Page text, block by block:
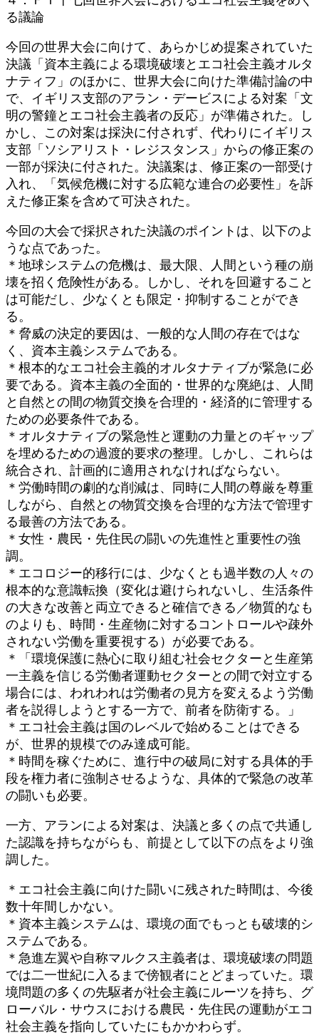
る議論
今回の世界大会に向けて、あらかじめ提案されていた
決議「資本主義による環境破壊とエコ社会主義オルタ
ナティフ」のほかに、世界大会に向けた準備討論の中
で、イギリス支部のアラン・デービスによる対案「文
明の警鐘とエコ社会主義者の反応」が準備された。し
かし、この対案は採決に付されず、代わりにイギリス
支部「ソシアリスト・レジスタンス」からの修正案の
一部が採決に付された。決議案は、修正案の一部受け
入れ、「気候危機に対する広範な連合の必要性」を訴
えた修正案を含めて可決された。
今回の大会で採択された決議のポイントは、以下のよ
うな点であった。
＊地球システムの危機は、最大限、人間という種の崩
壊を招く危険性がある。しかし、それを回避すること
は可能だし、少なくとも限定・抑制することができ
る。
＊脅威の決定的要因は、一般的な人間の存在ではな
く、資本主義システムである。
＊根本的なエコ社会主義的オルタナティブが緊急に必
要である。資本主義の全面的・世界的な廃絶は、人間
と自然との間の物質交換を合理的・経済的に管理する
ための必要条件である。
＊オルタナティブの緊急性と運動の力量とのギャップ
を埋めるための過渡的要求の整理。しかし、これらは
統合され、計画的に適用されなければならない。
＊労働時間の劇的な削減は、同時に人間の尊厳を尊重
しながら、自然との物質交換を合理的な方法で管理す
る最善の方法である。
＊女性・農民・先住民の闘いの先進性と重要性の強
調。
＊エコロジー的移行には、少なくとも過半数の人々の
根本的な意識転換（変化は避けられないし、生活条件
の大きな改善と両立できると確信できる／物質的なも
のよりも、時間・生産物に対するコントロールや疎外
されない労働を重要視する）が必要である。
＊「環境保護に熱心に取り組む社会セクターと生産第
一主義を信じる労働者運動セクターとの間で対立する
場合には、われわれは労働者の見方を変えるよう労働
者を説得しようとする一方で、前者を防衛する。」
＊エコ社会主義は国のレベルで始めることはできる
が、世界的規模でのみ達成可能。
＊時間を稼ぐために、進行中の破局に対する具体的手
段を権力者に強制させるような、具体的で緊急の改革
の闘いも必要。
一方、アランによる対案は、決議と多くの点で共通し
た認識を持ちながらも、前提として以下の点をより強
調した。
＊エコ社会主義に向けた闘いに残された時間は、今後
数十年間しかない。
＊資本主義システムは、環境の面でもっとも破壊的シ
ステムである。
＊急進左翼や自称マルクス主義者は、環境破壊の問題
では二一世紀に入るまで傍観者にとどまっていた。環
境問題の多くの先駆者が社会主義にルーツを持ち、グ
ローバル・サウスにおける農民・先住民の運動がエコ
社会主義を指向していたにもかかわらず。